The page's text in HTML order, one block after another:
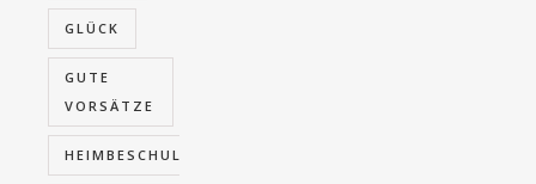
GLÜCK
GUTE
VORSÄTZE
HEIMBESCHULUNG